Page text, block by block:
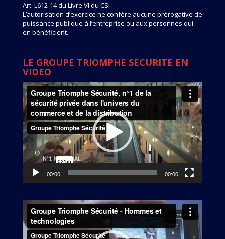
Art. L612-14 du Livre VI du CSI :
L’autorisation d’exercice ne confère aucune prérogative de
puissance publique à l’entreprise ou aux personnes qui
en bénéficient.
LE GROUPE TRIOMPHE SECURITE EN
VIDEO
Lecteur
vidéo
00:00 00:00
Lecteur
vidéo